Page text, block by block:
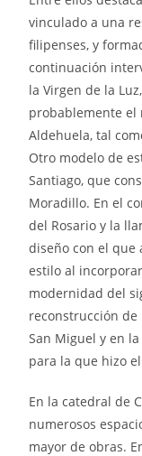
vinculado a una
filipenses, y
continuación
la Virgen de la
probablemente el
Aldehuela, tal
Otro modelo de
Santiago, que
Moradillo. En el
del Rosario y la
diseño con el que
estilo al
modernidad del
reconstrucción de
San Miguel y en
para la que hizo
En la catedral de
numerosos
mayor de obras.